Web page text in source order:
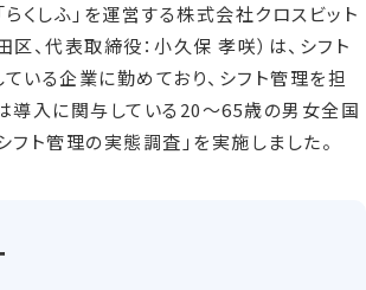
お問い合わせ
らくしふ」を運営する株式会社クロスビット
区、代表取締役：小久保 孝咲）は、シフト
いる企業に勤めており、シフト管理を担
導入に関与している20～65歳の男女全国
ト管理の実態調査」を実施しました。